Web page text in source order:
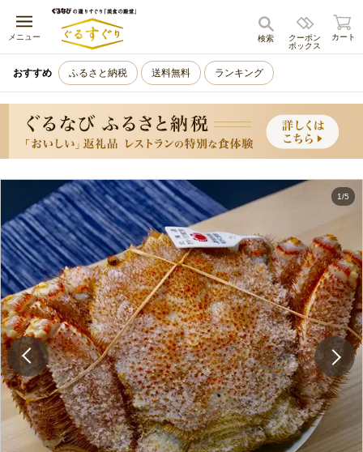
メニュー
キャンセル
クーポン
ボックス
検索 カート
おすすめ ふるさと納税 送料無料 ランキング
1/5